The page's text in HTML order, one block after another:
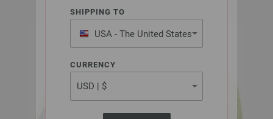
SHIPPING TO
USA - The United States
of America
CURRENCY